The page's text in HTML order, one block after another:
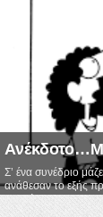
Σ’ ένα συνέδριο
ανάθεσαν το εξής